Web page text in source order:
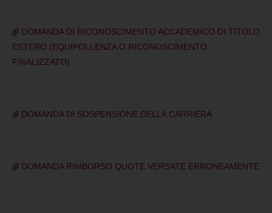
DOMANDA DI RICONOSCIMENTO ACCADEMICO DI TITOLO
ESTERO (EQUIPOLLENZA O RICONOSCIMENTO
FINALIZZATO)
DOMANDA DI SOSPENSIONE DELLA CARRIERA
DOMANDA RIMBORSO QUOTE VERSATE ERRONEAMENTE